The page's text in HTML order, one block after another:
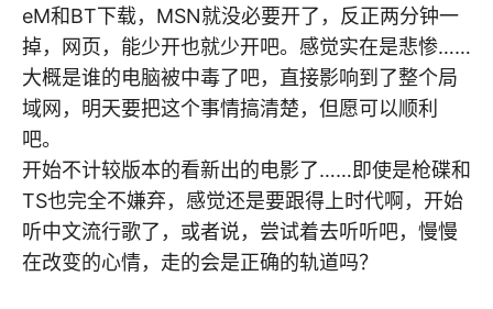
eM和BT下载，MSN就没必要开了，反正两分钟一
掉，网页，能少开也就少开吧。感觉实在是悲惨……
大概是谁的电脑被中毒了吧，直接影响到了整个局
域网，明天要把这个事情搞清楚，但愿可以顺利
吧。
开始不计较版本的看新出的电影了……即使是枪碟和
TS也完全不嫌弃，感觉还是要跟得上时代啊，开始
听中文流行歌了，或者说，尝试着去听听吧，慢慢
在改变的心情，走的会是正确的轨道吗？